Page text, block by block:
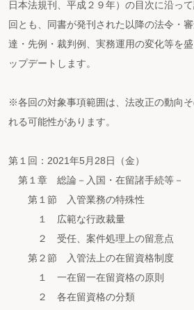
日本法規刊、平成２９年）の目次に沿っ
回とも、同書が発刊された以降の法令・
達・先例・裁判例、実務運用の変化等を
ップデートします。
※各回の対象事項範囲は、法改正の動向
れる可能性があります。
第１回：2021年5月28日（金）
第１章 総論－入国・在留諸手続等－
第１節 入管業務の特殊性
１ 広範な行政裁量
２ 受任、案件処理上の留意点
第２節 入管法上の在留資格制度
１ 一在留一在留資格の原則
２ 各在留資格の分類